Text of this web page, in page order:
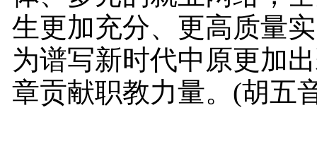
生更加充分、更高质量
为谱写新时代中原更加
章贡献职教力量。(胡五